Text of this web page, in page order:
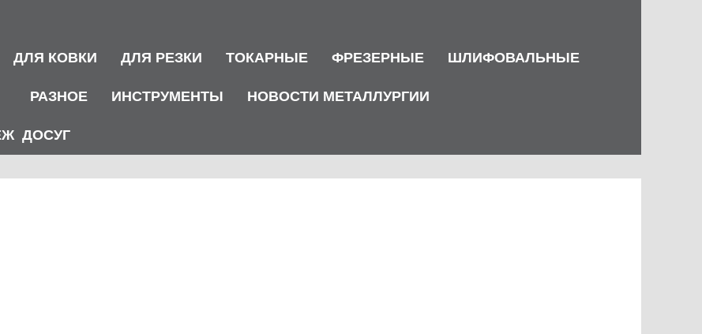
ДЛЯ КОВКИ ДЛЯ РЕЗКИ ТОКАРНЫЕ ФРЕЗЕРНЫЕ ШЛИФОВАЛЬНЫЕ
РАЗНОЕ
ДОСУГ
ИНСТРУМЕНТЫ НОВОСТИ МЕТАЛЛУРГИИ